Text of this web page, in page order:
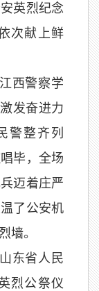
英烈纪念
次献上鲜
西警察学
发奋进力
警整齐列
毕，全场
迈着庄严
了公安机
墙。
东省人民
烈公祭仪